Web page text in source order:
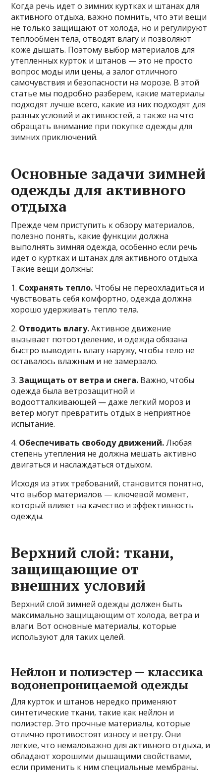
Когда речь идет о зимних куртках и штанах для
активного отдыха, важно помнить, что эти вещи
не только защищают от холода, но и регулируют
теплообмен тела, отводят влагу и позволяют
коже дышать. Поэтому выбор материалов для
утепленных курток и штанов — это не просто
вопрос моды или цены, а залог отличного
самочувствия и безопасности на морозе. В этой
статье мы подробно разберем, какие материалы
подходят лучше всего, какие из них подходят для
разных условий и активностей, а также на что
обращать внимание при покупке одежды для
зимних приключений.
Основные задачи зимней
одежды для активного
отдыха
Прежде чем приступить к обзору материалов,
полезно понять, какие функции должна
выполнять зимняя одежда, особенно если речь
идет о куртках и штанах для активного отдыха.
Такие вещи должны:
1. Сохранять тепло. Чтобы не переохладиться и
чувствовать себя комфортно, одежда должна
хорошо удерживать тепло тела.
2. Отводить влагу.Активное движение
вызывает потоотделение, и одежда обязана
быстро выводить влагу наружу, чтобы тело не
оставалось влажным и не замерзало.
3. Защищать от ветра и снега. Важно, чтобы
одежда была ветрозащитной и
водоотталкивающей — даже легкий мороз и
ветер могут превратить отдых в неприятное
испытание.
4. Обеспечивать свободу движений.Любая
степень утепления не должна мешать активно
двигаться и наслаждаться отдыхом.
Исходя из этих требований, становится понятно,
что выбор материалов — ключевой момент,
который влияет на качество и эффективность
одежды.
Верхний слой: ткани,
защищающие от
внешних условий
Верхний слой зимней одежды должен быть
максимально защищающим от холода, ветра и
влаги. Вот основные материалы, которые
используют для таких целей.
Нейлон и полиэстер — классика
водонепроницаемой одежды
Для курток и штанов нередко применяют
синтетические ткани, такие как нейлон и
полиэстер. Это прочные материалы, которые
отлично противостоят износу и ветру. Они
легкие, что немаловажно для активного отдыха, и
обладают хорошими дышащими свойствами,
если применить к ним специальные мембраны.